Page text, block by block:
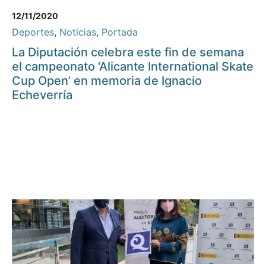
12/11/2020
Deportes, Noticias, Portada
La Diputación celebra este fin de semana
el campeonato ‘Alicante International Skate
Cup Open’ en memoria de Ignacio
Echeverría